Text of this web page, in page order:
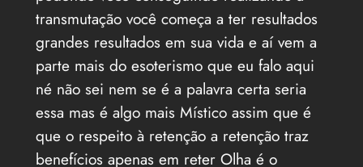
transmutação você começa a ter resultados
grandes resultados em sua vida e aí vem a
parte mais do esoterismo que eu falo aqui
né não sei nem se é a palavra certa seria
essa mas é algo mais Místico assim que é
que o respeito à retenção a retenção traz
benefícios apenas em reter Olha é o